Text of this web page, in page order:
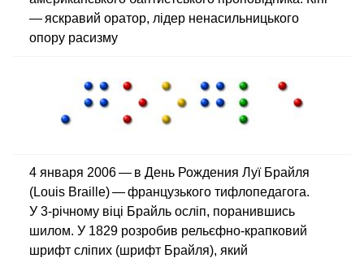
— яскравий оратор, лідер ненасильницького
опору расизму
4 января 2006 — в День Рождения Луї Брайля
(Louis Braille) — французького тифлопедагога.
У 3‑річному віці Брайль осліп, поранившись
шилом. У 1829 розробив рельєфно-крапковий
шрифт сліпих (шрифт Брайля), який